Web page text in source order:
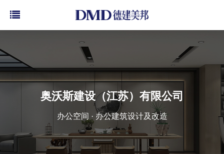
奥沃斯建设（江苏）有限公司
办公空间 · 办公建筑设计及改造